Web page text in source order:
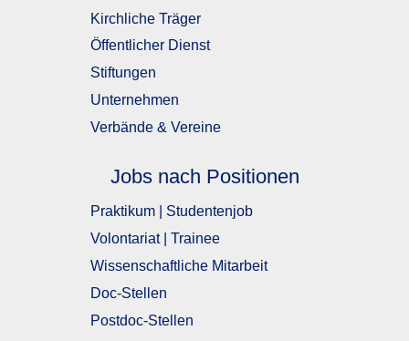
Kirchliche Träger
Öffentlicher Dienst
Stiftungen
Unternehmen
Verbände & Vereine
Jobs nach Positionen
Praktikum | Studentenjob
Volontariat | Trainee
Wissenschaftliche Mitarbeit
Doc-Stellen
Postdoc-Stellen